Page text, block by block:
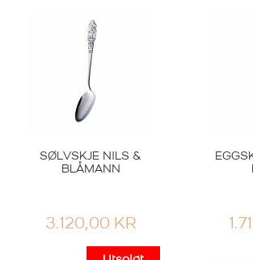
SØLVSKJE NILS &
BLÅMANN
3.120,00 KR